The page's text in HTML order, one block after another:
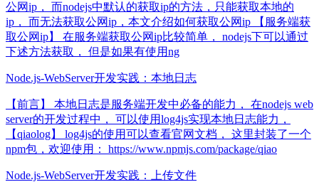
公网ip， 而nodejs中默认的获取ip的方法，只能获取本地的
ip， 而无法获取公网ip，本文介绍如何获取公网ip 【服务端获
取公网ip】 在服务端获取公网ip比较简单， nodejs下可以通过
下述方法获取， 但是如果有使用ng
Node.js-WebServer开发实践：本地日志
【前言】 本地日志是服务端开发中必备的能力， 在nodejs web
server的开发过程中， 可以使用log4js实现本地日志能力，
【qiaolog】 log4js的使用可以查看官网文档， 这里封装了一个
npm包，欢迎使用： https://www.npmjs.com/package/qiao
Node.js-WebServer开发实践：上传文件